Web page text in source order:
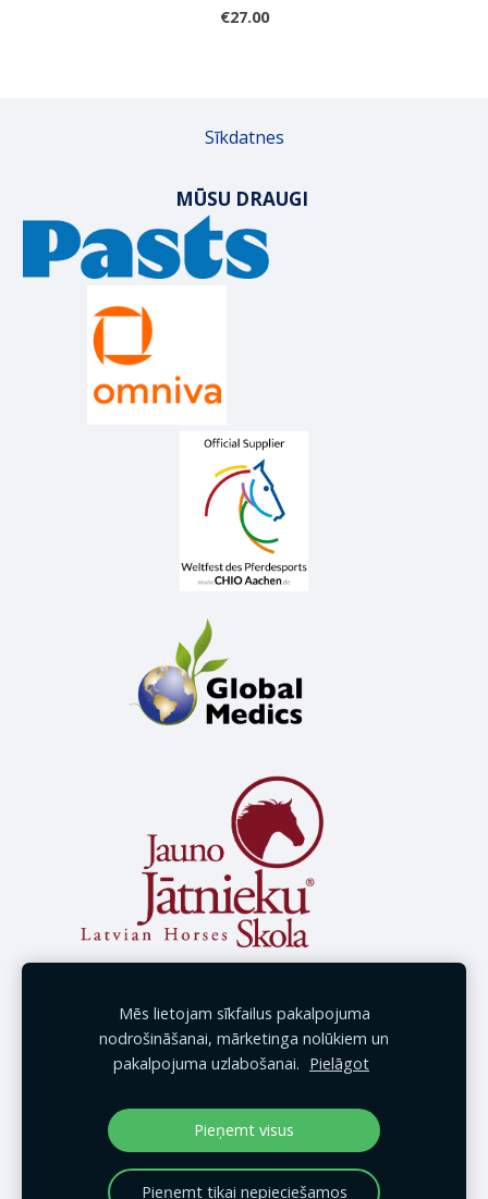
€27.00
Sīkdatnes
MŪSU DRAUGI
Mēs lietojam sīkfailus pakalpojuma
nodrošināšanai, mārketinga nolūkiem un
pakalpojuma uzlabošanai. Pielāgot
Pieņemt visus
Pieņemt tikai nepieciešamos